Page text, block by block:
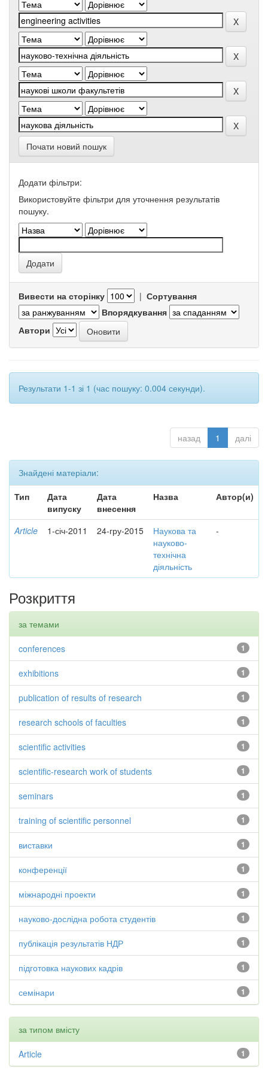
Почати новий пошук
Додати фільтри:
Використовуйте фільтри для уточнення результатів
пошуку.
Вивести на сторінку | Сортування
Впорядкування
Автори
Результати 1-1 зі 1 (час пошуку: 0.004 секунди).
назад 1 далі
Знайдені матеріали:
Тип
Дата
випуску
Дата
внесення
Назва Автор(и)
Article 1-січ-2011 24-гру-2015
Наукова та
науково-
технічна
діяльність
-
Розкриття
за темами
1
conferences
1
exhibitions
1
publication of results of research
1
research schools of faculties
1
scientific activities
1
scientific-research work of students
1
seminars
1
training of scientific personnel
1
виставки
1
конференції
1
міжнародні проекти
1
науково-дослідна робота студентів
1
публікація результатів НДР
1
підготовка наукових кадрів
1
семінари
за типом вмісту
1
Article